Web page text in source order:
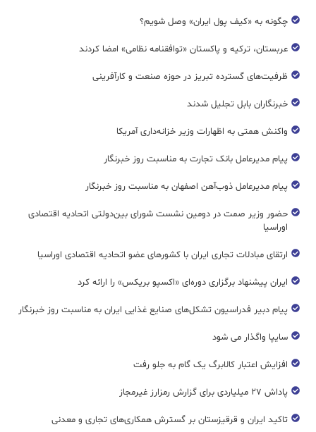
چگونه به «کیف پول ایران» وصل شویم؟
عربستان، ترکیه و پاکستان «توافقنامه نظامی» امضا کردند
ظرفیت‌های گسترده‌ تبریز در حوزه صنعت و کارآفرینی
خبرنگاران بابل تجلیل شدند
واکنش همتی به اظهارات وزیر خزانه‌داری آمریکا
پیام مدیرعامل بانک تجارت به مناسبت روز خبرنگار
پیام مدیرعامل ذوب‌آهن اصفهان به مناسبت روز خبرنگار
حضور وزیر صمت در دومین نشست شورای بین‌دولتی اتحادیه اقتصادی
اوراسیا
ارتقای مبادلات تجاری ایران با کشورهای عضو اتحادیه اقتصادی اوراسیا
ایران پیشنهاد برگزاری دوره‌ای «اکسپو بریکس» را ارائه کرد
پیام دبیر فدراسیون تشکل‌های صنایع غذایی ایران به مناسبت روز خبرنگار
سایپا واگذار می شود
افزایش اعتبار کالابرگ یک گام به جلو رفت
پاداش ۲۷ میلیاردی برای گزارش رمزارز غیرمجاز
تاکید ایران و قرقیزستان بر گسترش همکاری‌های تجاری و معدنی